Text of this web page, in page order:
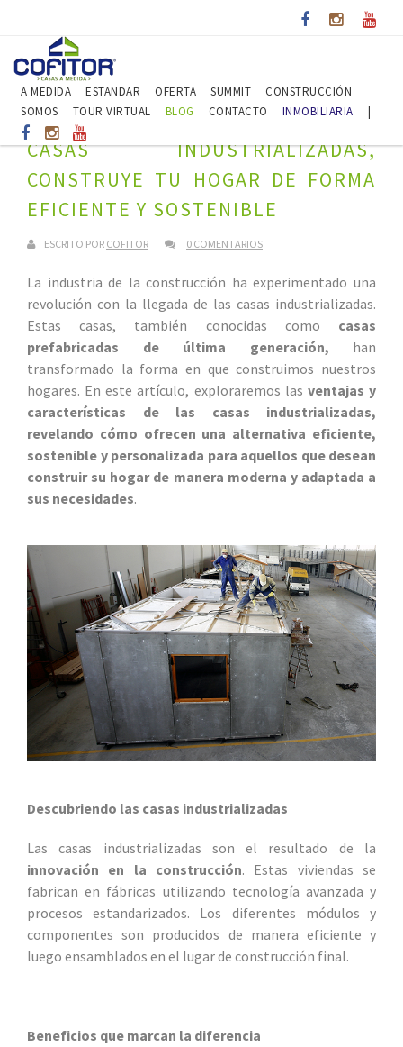
A MEDIDA ESTANDAR OFERTA SUMMIT
CONSTRUCCIÓN
SOMOS
TOUR VIRTUAL BLOG CONTACTO INMOBILIARIA |
CASAS INDUSTRIALIZADAS,
CONSTRUYE TU HOGAR DE FORMA
EFICIENTE Y SOSTENIBLE
ESCRITO POR COFITOR 0 COMENTARIOS
La industria de la construcción ha experimentado una
revolución con la llegada de las casas industrializadas.
Estas casas, también conocidas como casas
prefabricadas de última generación, han
transformado la forma en que construimos nuestros
hogares. En este artículo, exploraremos las ventajas y
características de las casas industrializadas,
revelando cómo ofrecen una alternativa eficiente,
sostenible y personalizada para aquellos que desean
construir su hogar de manera moderna y adaptada a
sus necesidades.
Descubriendo las casas industrializadas
Las casas industrializadas son el resultado de la
innovación en la construcción. Estas viviendas se
fabrican en fábricas utilizando tecnología avanzada y
procesos estandarizados. Los diferentes módulos y
componentes son producidos de manera eficiente y
luego ensamblados en el lugar de construcción final.
Beneficios que marcan la diferencia